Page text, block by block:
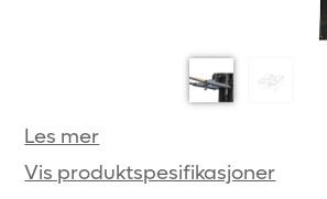
Les mer
Vis produktspesifikasjoner